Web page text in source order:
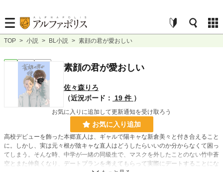
TOP > 小説 > BL小説 > 素顔の君が愛おしい
完結 長編 素顔の君が愛おしい
佐々森りろ
（近況ボード：
19 件 ）
お気に入りに追加して更新通知を受け取ろう
お気に入り追加
高校デビューを飾った本郷直人は、ギャルで陽キャな新倉美々と付き合えること
に。しかし、実は元々根が陰キャな直人はどうしたらいいのか分からなくて困っ
てしまう。そんな時、中学が一緒の同級生で、マスクを外したことのない竹中蒼
空とまた仲良くなり、デートプランを考えてもらって実際にデートすることにな